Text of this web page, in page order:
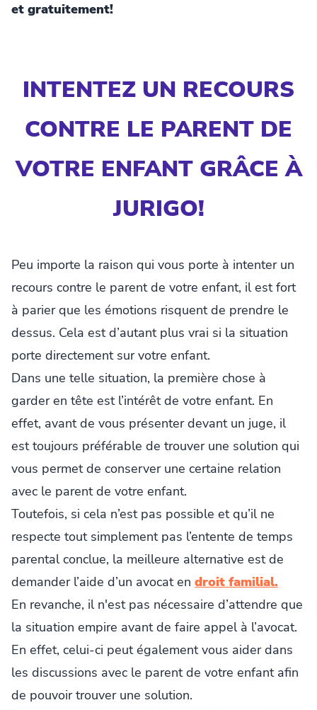
et gratuitement!
INTENTEZ UN RECOURS
CONTRE LE PARENT DE
VOTRE ENFANT GRÂCE À
JURIGO!
Peu importe la raison qui vous porte à intenter un
recours contre le parent de votre enfant, il est fort
à parier que les émotions risquent de prendre le
dessus. Cela est d’autant plus vrai si la situation
porte directement sur votre enfant.
Dans une telle situation, la première chose à
garder en tête est l’intérêt de votre enfant. En
effet, avant de vous présenter devant un juge, il
est toujours préférable de trouver une solution qui
vous permet de conserver une certaine relation
avec le parent de votre enfant.
Toutefois, si cela n’est pas possible et qu’il ne
respecte tout simplement pas l’entente de temps
parental conclue, la meilleure alternative est de
demander l’aide d’un avocat en droit familial.
En revanche, il n'est pas nécessaire d’attendre que
la situation empire avant de faire appel à l’avocat.
En effet, celui-ci peut également vous aider dans
les discussions avec le parent de votre enfant afin
de pouvoir trouver une solution.